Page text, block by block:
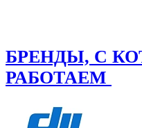
БРЕНДЫ, С
РАБОТАЕМ